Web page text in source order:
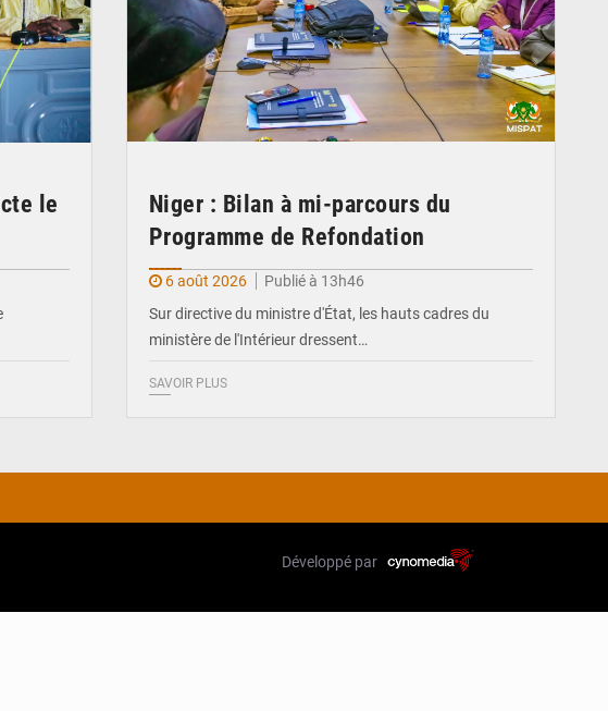
le
Niger : Bilan à mi-parcours du
Programme de Refondation
6 août 2026
Publié à 13h46
Sur directive du ministre d'État, les hauts cadres du
ministère de l'Intérieur dressent…
SAVOIR PLUS
Développé par